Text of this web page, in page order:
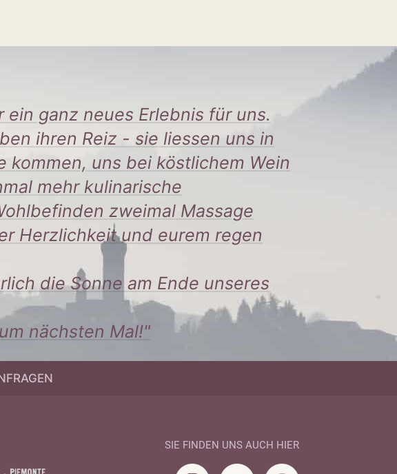
ganz neues Erlebnis für uns.
ihren Reiz - sie liessen uns in
kommen, uns bei köstlichem Wein
mehr kulinarische
zweimal Massage
Herzlichkeit und eurem regen
die Sonne am Ende unseres
nächsten Mal!"
SIE FINDEN UNS AUCH HIER